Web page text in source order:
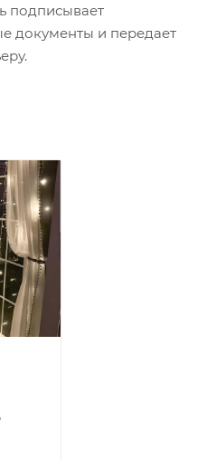
подписывает
документы и передает